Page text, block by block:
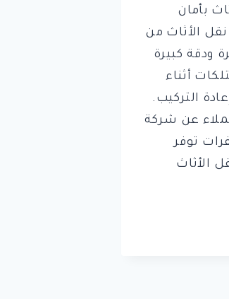
بأمان
نقل الأثاث من
ودقة كبيرة
أثناء
التركيب.
عن شركة
توفر
الأثاث